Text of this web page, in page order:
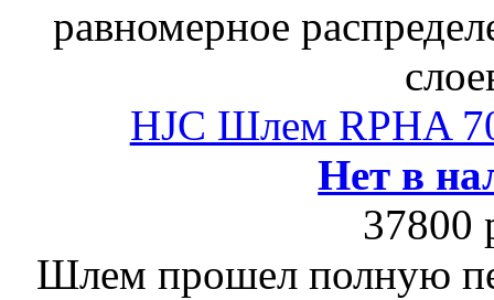
равномерное
HJC Шлем RPHA
Нет в
37800
Шлем прошел полную